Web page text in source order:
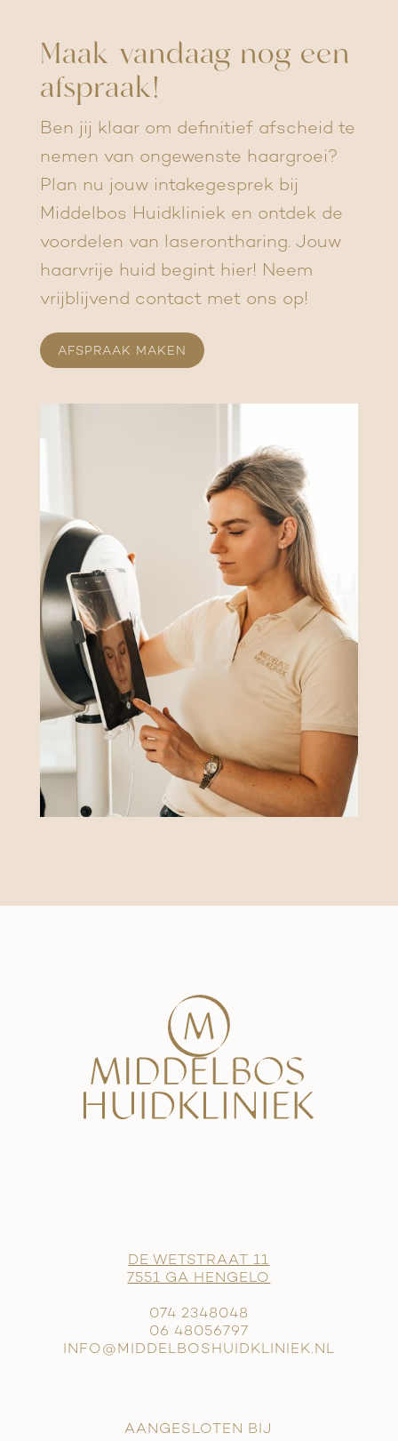
Maak vandaag nog een
afspraak!
Ben jij klaar om definitief afscheid te
nemen van ongewenste haargroei?
Plan nu jouw intakegesprek bij
Middelbos Huidkliniek en ontdek de
voordelen van laserontharing. Jouw
haarvrije huid begint hier! Neem
vrijblijvend contact met ons op!
AFSPRAAK MAKEN
DE WETSTRAAT 11
7551 GA HENGELO
074 2348048
06 48056797
INFO@MIDDELBOSHUIDKLINIEK.NL
AANGESLOTEN BIJ